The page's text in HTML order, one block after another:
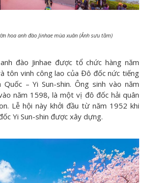
hoa anh đào Jinhae mùa xuân (Ảnh sưu tầm)
đào Jinhae được tổ chức hàng năm
tôn vinh công lao của Đô đốc nức tiếng
– Yi Sun-shin. Ông sinh vào năm
năm 1598, là một vị đô đốc hải quân
Lễ hội này khởi đầu từ năm 1952 khi
Yi Sun-shin được xây dựng.